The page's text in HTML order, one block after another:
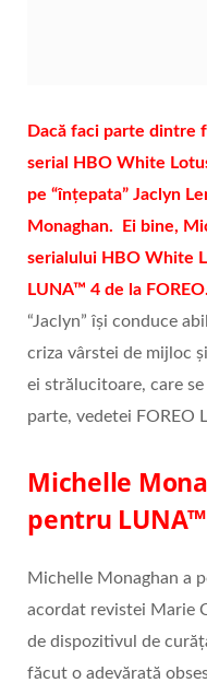
Dacă faci parte dintre
serial HBO White
pe “înțepata” Jaclyn
Monaghan. Ei bine,
serialului HBO White
LUNA™ 4 de la FOREO.
“Jaclyn” își conduce
criza vârstei de mijloc
ei strălucitoare, care
parte, vedetei FOREO
Michelle
pentru LUNA™
Michelle Monaghan a
acordat revistei Marie
de dispozitivul de
făcut o adevărată